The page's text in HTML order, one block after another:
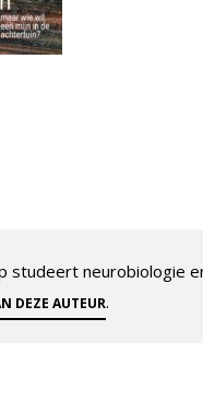
studeert neurobiologie
DEZE AUTEUR.